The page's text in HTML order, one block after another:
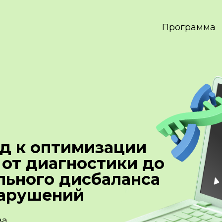
Программа
к оптимизации
диагностики до
дисбаланса